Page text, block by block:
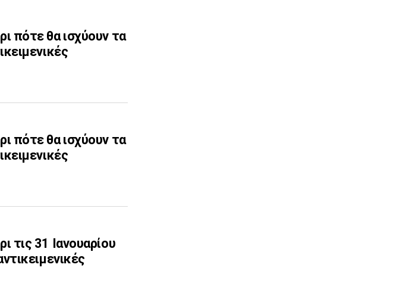
πότε θα ισχύουν τα
πότε θα ισχύουν τα
τις 31 Ιανουαρίου